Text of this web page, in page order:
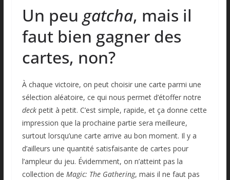
Un peu gatcha, mais il
faut bien gagner des
cartes, non?
À chaque victoire, on peut choisir une carte parmi une
sélection aléatoire, ce qui nous permet d’étoffer notre
deckpetit à petit. C’est simple, rapide, et ça donne cette
impression que la prochaine partie sera meilleure,
surtout lorsqu’une carte arrive au bon moment. Il y a
d’ailleurs une quantité satisfaisante de cartes pour
l’ampleur du jeu. Évidemment, on n’atteint pas la
collection de Magic: The Gathering, mais il ne faut pas